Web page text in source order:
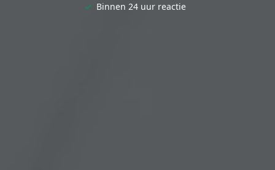
✓ Binnen 24 uur reactie